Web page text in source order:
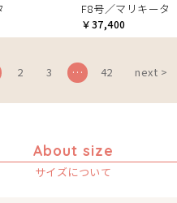
F8号／マリキータ
￥37,400
2 3 … 42 next >
About size
サイズについて